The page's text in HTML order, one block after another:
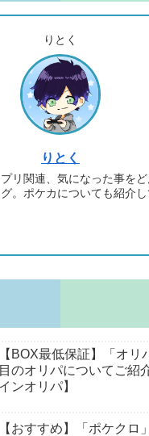
りとく
りとく
リ関連、気になった事を
。ポケカについても紹介し
【BOX最低保証】「オリ
目のオリパについてご紹
インオリパ】
【おすすめ】「ポケクロ